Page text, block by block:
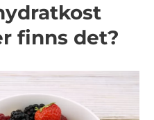
finns det?